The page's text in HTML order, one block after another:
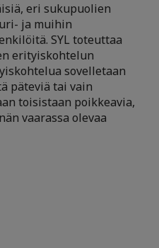
eri sukupuolien
ja muihin
SYL toteuttaa
erityiskohtelun
sovelletaan
päteviä tai vain
toisistaan poikkeavia,
vaarassa olevaa